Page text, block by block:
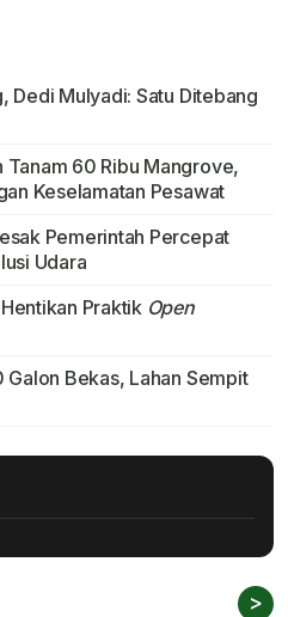
Dedi Mulyadi: Satu Ditebang
Tanam 60 Ribu Mangrove,
Keselamatan Pesawat
Pemerintah Percepat
Udara
Praktik Open
Bekas, Lahan Sempit
>